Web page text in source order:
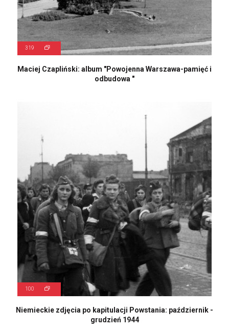
319
Maciej Czapliński: album "Powojenna Warszawa-pamięć i
odbudowa "
100
Niemieckie zdjęcia po kapitulacji Powstania: październik -
grudzień 1944